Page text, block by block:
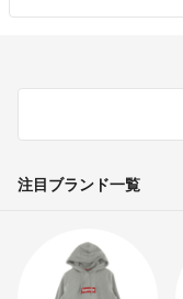
注目ブランド一覧